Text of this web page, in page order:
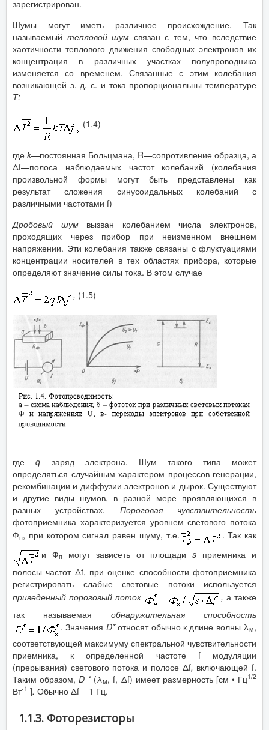
зарегистрирован.
Шумы могут иметь различное происхождение. Так
называемый тепловой шум связан с тем, что вследствие
хаотичности теплового движения свободных электронов их
концентрация в различных участках полупроводника
изменяется со временем. Связанные с этим колебания
возникающей э. д. с. и тока пропорциональны температуре
Т:
(1.4)
где k—постоянная Больцмана, R—сопротивление образца, а
Δf—полоса наблюдаемых частот колебаний (колебания
произвольной формы могут быть представлены как
результат сложения синусоидальных колебаний с
различными частотами f)
Дробовый шум вызван колебанием числа электронов,
проходящих через прибор при неизменном внешнем
напряжении. Эти колебания также связаны с флуктуациями
концентрации носителей в тех областях прибора, которые
определяют значение силы тока. В этом случае
, (1.5)
где q—-заряд электрона. Шум такого типа может
определяться случайным характером процессов генерации,
рекомбинации и диффузии электронов и дырок. Существуют
и другие виды шумов, в разной мере проявляющихся в
разных устройствах. Пороговая чувствительность
фотоприемника характеризуется уровнем светового потока
Фп, при котором сигнал равен шуму, т.е.
. Так как
и Фпмогут зависеть от площадиs приемника и
полосы частот Δf, при оценке способности фотоприемника
регистрировать слабые световые потоки используется
приведенный пороговый поток
, а также
так называемая обнаружительная способность
. Значения D*относят обычно к длине волны λм,
соответствующей максимуму спектральной чувствительности
приемника, к определенной частоте f модуляции
(прерывания) светового потока и полосе Δf, включающей f.
Таким образом,D * (λм, f, Δf) имеет размерность [см • Гц1/2
Вт-1 ]. Обычно Δf = 1 Гц.
1.1.3. Фоторезисторы